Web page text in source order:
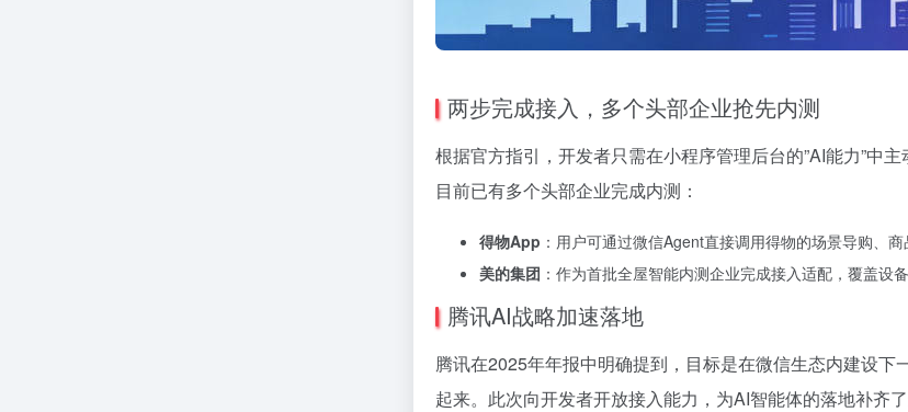
两步完成接入，多个头部企业抢先内测
根据官方指引，开发者只需在小程序管理后台的”AI能力”中
目前已有多个头部企业完成内测：
得物App ：用户可通过微信Agent直接调用得物的场景导购、
美的集团 ：作为首批全屋智能内测企业完成接入适配，覆盖设
腾讯AI战略加速落地
腾讯在2025年年报中明确提到，目标是在微信生态内建设
起来。此次向开发者开放接入能力，为AI智能体的落地补齐了